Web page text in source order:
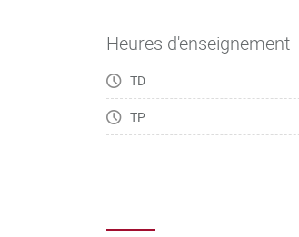
Heures d'enseignement
TD
TP